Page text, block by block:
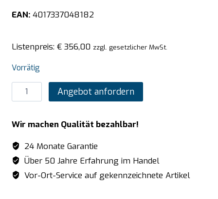
EAN: 4017337048182
Listenpreis: € 356,00 zzgl. gesetzlicher MwSt.
Vorrätig
SARO
Buffet-
Modell
ALADIN
Menge
Angebot anfordern
Wir machen Qualität bezahlbar!
24 Monate Garantie
Über 50 Jahre Erfahrung im Handel
Vor-Ort-Service auf gekennzeichnete Artikel